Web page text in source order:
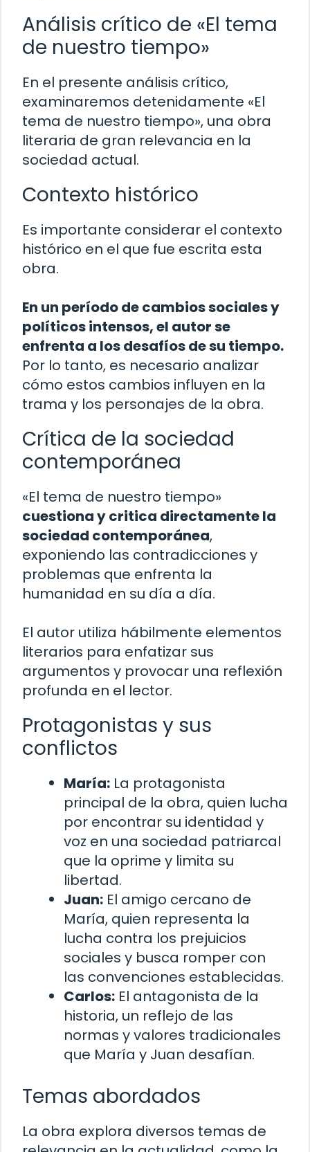
Análisis crítico de «El tema
de nuestro tiempo»
En el presente análisis crítico,
examinaremos detenidamente «El
tema de nuestro tiempo», una obra
literaria de gran relevancia en la
sociedad actual.
Contexto histórico
Es importante considerar el contexto
histórico en el que fue escrita esta
obra.
En un período de cambios sociales y
políticos intensos, el autor se
enfrenta a los desafíos de su tiempo.
Por lo tanto, es necesario analizar
cómo estos cambios influyen en la
trama y los personajes de la obra.
Crítica de la sociedad
contemporánea
«El tema de nuestro tiempo»
cuestiona y critica directamente la
sociedad contemporánea,
exponiendo las contradicciones y
problemas que enfrenta la
humanidad en su día a día.
El autor utiliza hábilmente elementos
literarios para enfatizar sus
argumentos y provocar una reflexión
profunda en el lector.
Protagonistas y sus
conflictos
María: La protagonista
principal de la obra, quien lucha
por encontrar su identidad y
voz en una sociedad patriarcal
que la oprime y limita su
libertad.
Juan: El amigo cercano de
María, quien representa la
lucha contra los prejuicios
sociales y busca romper con
las convenciones establecidas.
Carlos: El antagonista de la
historia, un reflejo de las
normas y valores tradicionales
que María y Juan desafían.
Temas abordados
La obra explora diversos temas de